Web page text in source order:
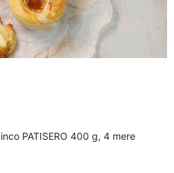
PATISERO 400 g, 4 mere